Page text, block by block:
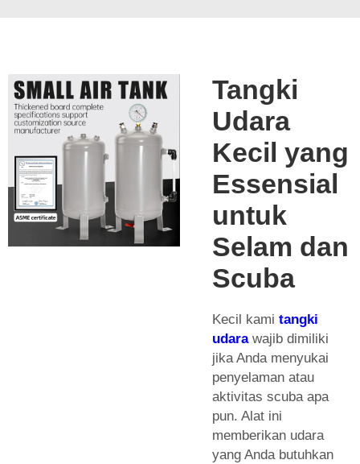
Tangki
Udara
Kecil yang
Essensial
untuk
Selam dan
Scuba
Kecil kami tangki
udara wajib dimiliki
jika Anda menyukai
penyelaman atau
aktivitas scuba apa
pun. Alat ini
memberikan udara
yang Anda butuhkan